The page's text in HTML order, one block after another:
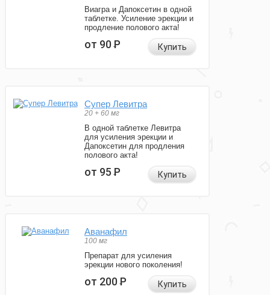
Виагра и Дапоксетин в одной
таблетке. Усиление эрекции и
продление полового акта!
от 90Р Купить
Супер Левитра
20 + 60 мг
В одной таблетке Левитра
для усиления эрекции и
Дапоксетин для продления
полового акта!
от 95Р Купить
Аванафил
100 мг
Препарат для усиления
эрекции нового поколения!
от 200Р Купить